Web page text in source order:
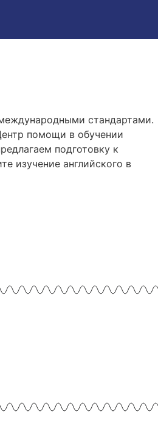
стандартами.
помощи в обучении
подготовку к
изучение английского в